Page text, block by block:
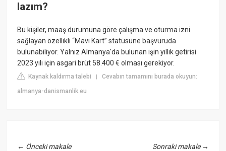
lazım?
Bu kişiler, maaş durumuna göre çalışma ve oturma izni
sağlayan özellikli “Mavi Kart” statüsüne başvuruda
bulunabiliyor. Yalnız Almanya'da bulunan işin yıllık getirisi
2023 yılı için asgari brüt 58.400 € olması gerekiyor.
Kaynak kaldırma talebi |Cevabın tamamını burada okuyun:
almanya-danismanlik.eu
← Önceki makale Sonraki makale→